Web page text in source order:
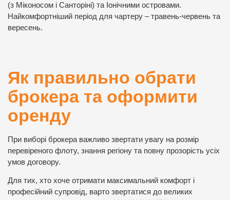
(з Міконосом і Санторіні) та Іонічними островами.
Найкомфортніший період для чартеру – травень-червень та
вересень.
Як правильно обрати
брокера та оформити
оренду
При виборі брокера важливо звертати увагу на розмір
перевіреного флоту, знання регіону та повну прозорість усіх
умов договору.
Для тих, хто хоче отримати максимальний комфорт і
професійний супровід, варто звертатися до великих